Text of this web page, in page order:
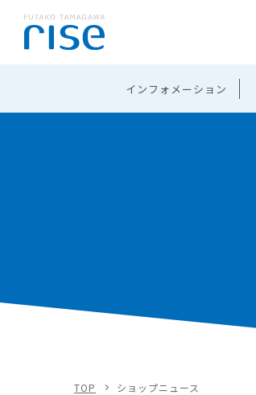
インフォメーション
TOP ショップニュース